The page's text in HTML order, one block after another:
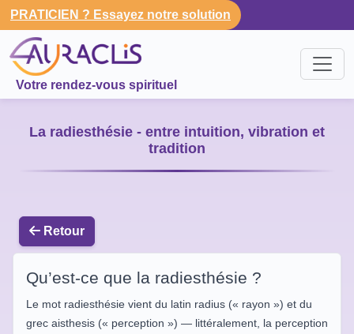
PRATICIEN ? Essayez notre solution
Votre rendez-vous spirituel
La radiesthésie - entre intuition, vibration et
tradition
Retour
Qu’est-ce que la radiesthésie ?
Le mot radiesthésie vient du latin radius (« rayon ») et du
grec aisthesis (« perception ») — littéralement, la perception